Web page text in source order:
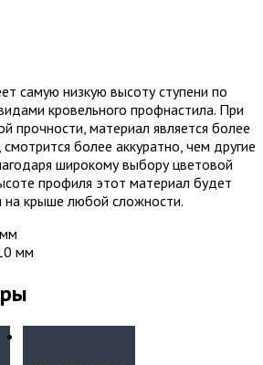
самую низкую высоту ступени по
кровельного профнастила. При
прочности, материал является более
более аккуратно, чем другие
широкому выбору цветовой
профиля этот материал будет
на крыше любой сложности.
мм